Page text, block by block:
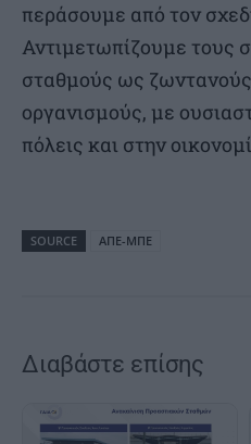
περάσουμε από τον
Αντιμετωπίζουμε τους
σταθμούς ως
οργανισμούς, με
πόλεις και στην
SOURCE ΑΠΕ-ΜΠΕ
Διαβάστε επίσης